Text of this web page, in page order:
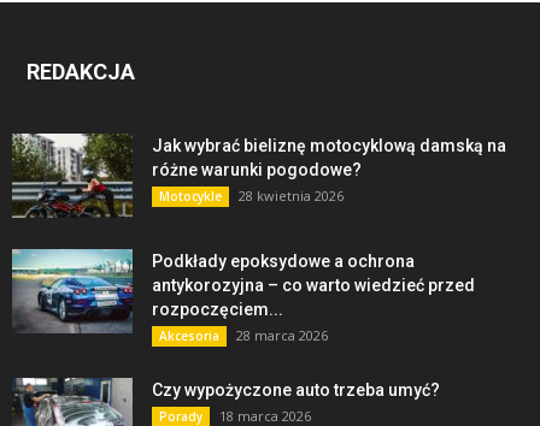
REDAKCJA
Jak wybrać bieliznę motocyklową damską na
różne warunki pogodowe?
Motocykle 28 kwietnia 2026
Podkłady epoksydowe a ochrona
antykorozyjna – co warto wiedzieć przed
rozpoczęciem...
Akcesoria 28 marca 2026
Czy wypożyczone auto trzeba umyć?
Porady 18 marca 2026